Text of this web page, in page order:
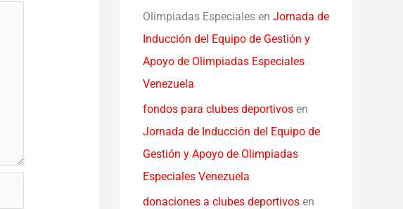
Olimpiadas Especiales en Jornada de
Inducción del Equipo de Gestión y
Apoyo de Olimpiadas Especiales
Venezuela
fondos para clubes deportivos en
Jornada de Inducción del Equipo de
Gestión y Apoyo de Olimpiadas
Especiales Venezuela
donaciones a clubes deportivos en